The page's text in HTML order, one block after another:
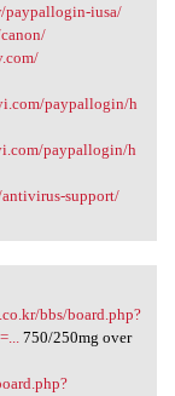
paypallogin-iusa/
paypallogin/h
paypallogin/h
support/
bbs/board.php?
750/250mg over